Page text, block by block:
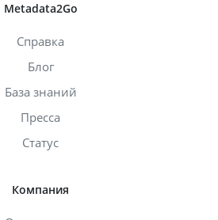
Metadata2Go
Справка
Блог
База знаний
Пресса
Статус
Компания